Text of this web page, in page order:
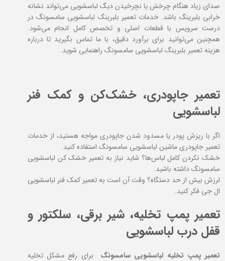
صدای زیاد هنگام چرخش یا نچرخیدن دیگ لباسشویی می‌تواند نشانه
خرابی بلبرینگ باشد. خدمات تعمیر بلبرینگ لباسشویی سامسونگ در
درست سرویس با قطعات اصلی و تخصص کامل انجام می‌شود.
همچنین می‌توانید برای برآورد دقیق، با ما تماس بگیرید تا درباره
هزینه تعمیر بلبرینگ لباسشویی سامسونگ راهنمایی شوید.
تعمیر جاپودری، خشک‌کن و کمک فنر
لباسشویی
اگر با ریزش پودر یا مسدود شدن جاپودری مواجه هستید، از خدمات
تعمیر جاپودری ماشین لباسشویی سامسونگ استفاده کنید.
خشک نکردن کامل لباس‌ها؟ شاید نیاز به تعمیر خشک کن لباسشویی
سامسونگ داشته باشید.
لرزش بیش‌ از حد دستگاه؟ وقت آن است به تعمیر کمک فنر لباسشویی
ال جی فکر کنید.
تعمیر پمپ تخلیه، شیر برقی، سلکتور و
قفل درب لباسشویی
تعمیر پمپ تخلیه لباسشویی سامسونگ برای رفع مشکل تخلیه